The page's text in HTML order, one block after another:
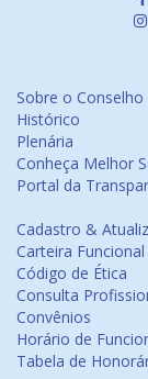
Sobre o Conselho
Histórico
Plenária
Conheça Melhor
Portal da
Cadastro &
Carteira Funcional
Código de Ética
Consulta
Convênios
Horário de
Tabela de